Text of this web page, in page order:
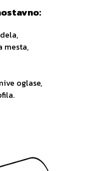
mesta,
oglase,